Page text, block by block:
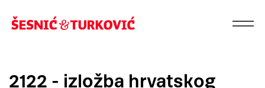
2122 - izložba hrvatskog